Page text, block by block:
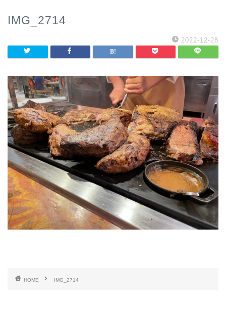
IMG_2714
2022-12-28
HOME IMG_2714